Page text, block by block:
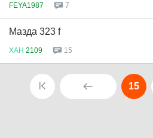
FEYA1987 7
Мазда 323 f
ХАН 2109 15
15